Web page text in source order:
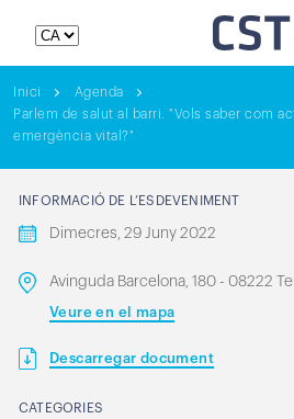
Inici
Agenda
Parlem de salut al barri. "Vols saber com
emergència vital?"
INFORMACIÓ DE L’ESDEVENIMENT
Dimecres, 29 Juny 2022
Avinguda Barcelona, 180 - 08222
Veure en el mapa
Descarregar document
CATEGORIES